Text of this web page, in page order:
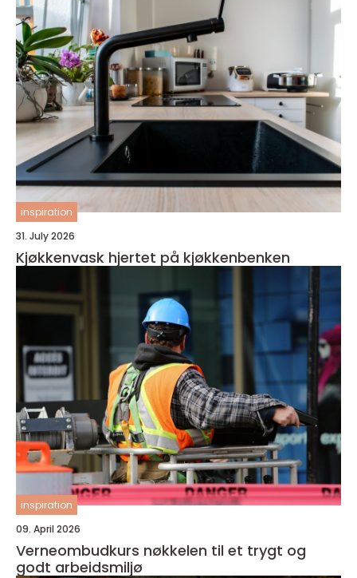
inspiration
31. July 2026
Kjøkkenvask hjertet på kjøkkenbenken
inspiration
09. April 2026
Verneombudkurs nøkkelen til et trygt og
godt arbeidsmiljø